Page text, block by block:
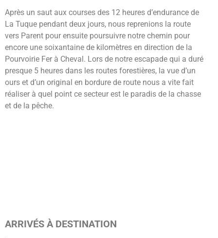
Après un saut aux courses des 12 heures d’endurance de
La Tuque pendant deux jours, nous reprenions la route
vers Parent pour ensuite poursuivre notre chemin pour
encore une soixantaine de kilomètres en direction de la
Pourvoirie Fer à Cheval. Lors de notre escapade qui a duré
presque 5 heures dans les routes forestières, la vue d’un
ours et d’un original en bordure de route nous a vite fait
réaliser à quel point ce secteur est le paradis de la chasse
et de la pêche.
ARRIVÉS À DESTINATION